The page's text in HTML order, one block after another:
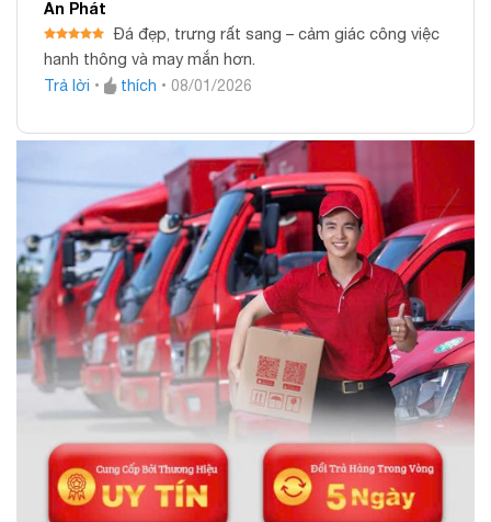
An Phát
Được xếp
hạng 5 5
Đá đẹp, trưng rất sang – cảm giác công việc
hanh thông và may mắn hơn.
Trả lời • thích • 08/01/2026